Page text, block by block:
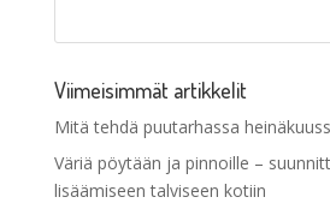
Viimeisimmät artikkelit
Mitä tehdä puutarhassa
Väriä pöytään ja pinnoille –
lisäämiseen talviseen kotiin